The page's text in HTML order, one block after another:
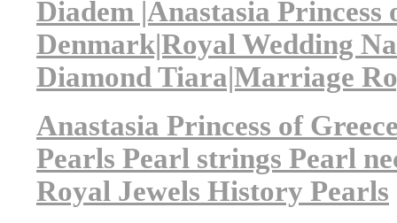
Diadem |Anastasia Princess
Denmark|Royal Wedding
Diamond Tiara|Marriage
Anastasia Princess of
Pearls Pearl strings Pearl
Royal Jewels History Pearls